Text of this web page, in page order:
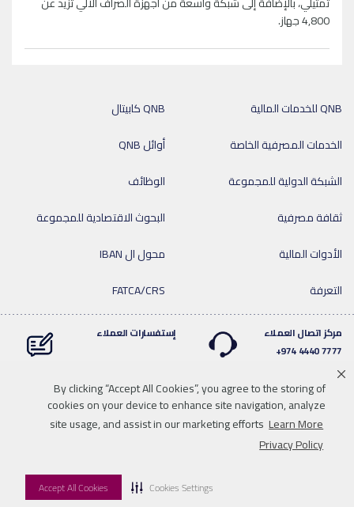
By clicking “Accept All Cookies”, you agree to the storing of
cookies on your device to enhance site navigation, analyze
site usage, and assist in our marketing efforts Learn More
Privacy Policy
Accept All Cookies Cookies Settings
4,800 جهاز.
QNB كابيتال
QNB للخدمات المالية
أوائل QNB
الخدمات المصرفية الخاصة
الوظائف
الشبكة الدولية للمجموعة
البحوث الاقتصادية للمجموعة
ثقافة مصرفية
محول ال IBAN
الأدوات المالية
FATCA/CRS
التعرفة
مركز اتصال العملاء
7777 4440 974+
إستفسارات العملاء
LinkedinInstagramfacebookWhatsapp
twitteryoutube
للاتصال بنا تحميل الوسائط خريطة الموقع سياسة الخصوصية
© 2026 QNB